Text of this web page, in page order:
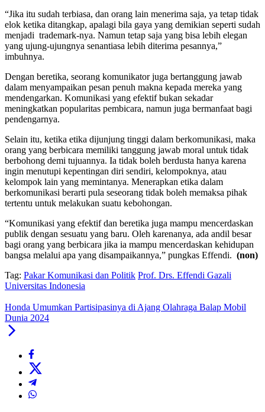
“Jika itu sudah terbiasa, dan orang lain menerima saja, ya tetap tidak
elok ketika ditangkap, apalagi bila gaya yang demikian seperti sudah
menjadi trademark-nya. Namun tetap saja yang bisa lebih elegan
yang ujung-ujungnya senantiasa lebih diterima pesannya,”
imbuhnya.
Dengan beretika, seorang komunikator juga bertanggung jawab
dalam menyampaikan pesan penuh makna kepada mereka yang
mendengarkan. Komunikasi yang efektif bukan sekadar
meningkatkan popularitas pembicara, namun juga bermanfaat bagi
pendengarnya.
Selain itu, ketika etika dijunjung tinggi dalam berkomunikasi, maka
orang yang berbicara memiliki tanggung jawab moral untuk tidak
berbohong demi tujuannya. Ia tidak boleh berdusta hanya karena
ingin menutupi kepentingan diri sendiri, kelompoknya, atau
kelompok lain yang memintanya. Menerapkan etika dalam
berkomunikasi berarti pula seseorang tidak boleh memaksa pihak
tertentu untuk melakukan suatu kebohongan.
“Komunikasi yang efektif dan beretika juga mampu mencerdaskan
publik dengan sesuatu yang baru. Oleh karenanya, ada andil besar
bagi orang yang berbicara jika ia mampu mencerdaskan kehidupan
bangsa melalui apa yang disampaikannya,” pungkas Effendi. (non)
Tag: Pakar Komunikasi dan Politik Prof. Drs. Effendi Gazali
Universitas Indonesia
Honda Umumkan Partisipasinya di Ajang Olahraga Balap Mobil
Dunia 2024